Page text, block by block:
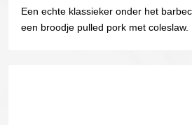
Een echte klassieker onder het
een broodje pulled pork met coleslaw.